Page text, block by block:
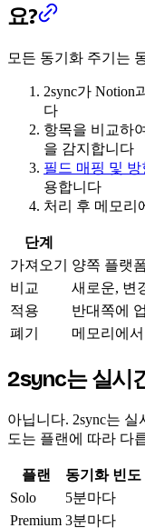
요?
모든 동기화 주기는
2sync가 Notion
다
항목을 비교하
을 감지합니다
필드 매핑 및 방
용합니다
처리 후 메모리
단계
가져오기
양쪽 플랫
비교
새로운, 변
적용
반대쪽에
폐기
메모리에
2sync는 실시
아닙니다. 2sync는
도는 플랜에 따라 다
플랜
동기화 빈도
Solo
5분마다
Premium 3분마다